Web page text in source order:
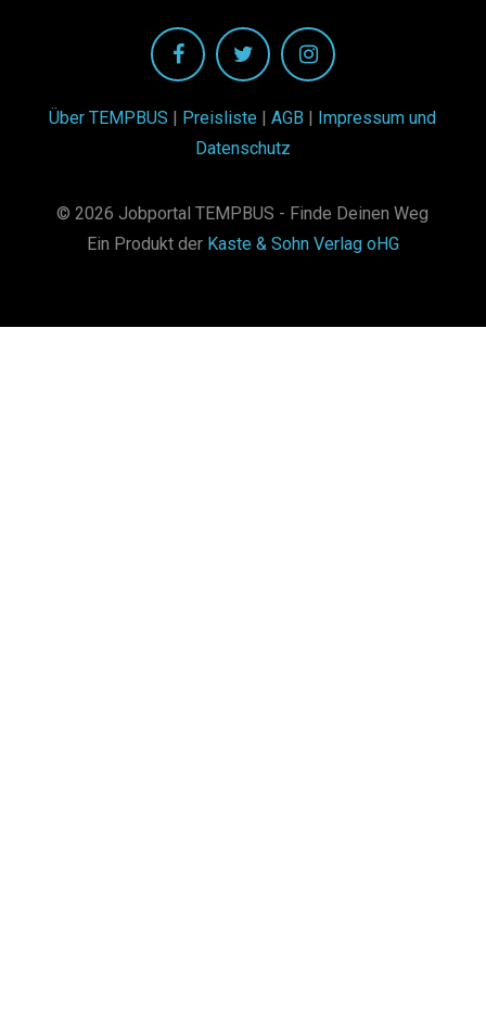
Über TEMPBUS Preisliste |AGB
Impressum und
Datenschutz
© 2026 Jobportal TEMPBUS - Finde Deinen Weg
Ein Produkt der Kaste & Sohn Verlag oHG